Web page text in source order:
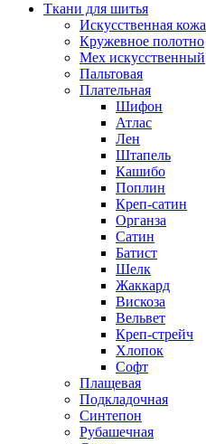
Ткани для шитья
Искусственная кожа
Кружевное полотно
Мех искусственный
Пальтовая
Плательная
Шифон
Атлас
Лен
Штапель
Кашибо
Поплин
Креп-сатин
Органза
Сатин
Батист
Шелк
Жаккард
Вискоза
Вельвет
Креп-стрейч
Хлопок
Софт
Плащевая
Подкладочная
Синтепон
Рубашечная